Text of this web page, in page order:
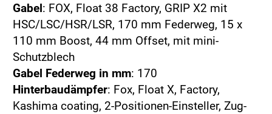
Gabel: FOX, Float 38 Factory, GRIP X2 mit
HSC/LSC/HSR/LSR, 170 mm Federweg, 15 x
110 mm Boost, 44 mm Offset, mit mini-
Schutzblech
Gabel Federweg in mm: 170
Hinterbaudämpfer: Fox, Float X, Factory,
Kashima coating, 2-Positionen-Einsteller, Zug-